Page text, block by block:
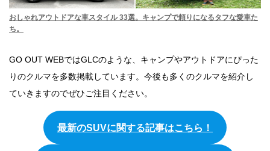
おしゃれアウトドアな車スタイル 33選。キャンプで頼りになるタフな愛車た
ち。
GO OUT WEBではGLCのような、キャンプやアウトドアにぴった
りのクルマを多数掲載しています。今後も多くのクルマを紹介し
ていきますのでぜひご注目ください。
最新のSUVに関する記事はこちら！